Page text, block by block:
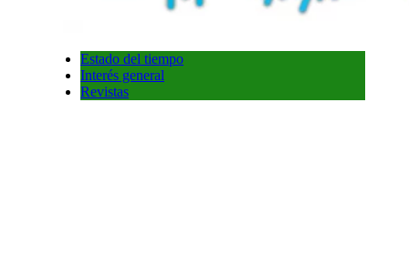
Estado del tiempo
Interés general
Revistas